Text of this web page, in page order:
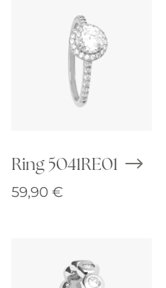
Ring 5041RE01
59,90 €